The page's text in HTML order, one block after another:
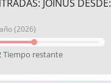
JOINUS DESDE:
(2026)
Tiempo restante